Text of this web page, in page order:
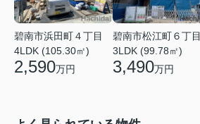
碧南市浜田町４丁目
4LDK (105.30㎡)
2,590万円
碧南市松江町６丁目
3LDK (99.78㎡)
3,490万円